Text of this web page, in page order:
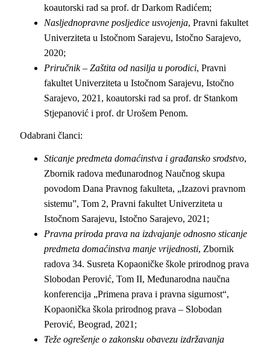
koautorski rad sa prof. dr Darkom Radićem;
Nasljednopravne posljedice usvojenja, Pravni fakultet
Univerziteta u Istočnom Sarajevu, Istočno Sarajevo,
2020;
Priručnik – Zaštita od nasilja u porodici, Pravni
fakultet Univerziteta u Istočnom Sarajevu, Istočno
Sarajevo, 2021, koautorski rad sa prof. dr Stankom
Stjepanović i prof. dr Urošem Penom.
Odabrani članci:
Sticanje predmeta domaćinstva i građansko srodstvo,
Zbornik radova međunarodnog Naučnog skupa
povodom Dana Pravnog fakulteta, „Izazovi pravnom
sistemu”, Tom 2, Pravni fakultet Univerziteta u
Istočnom Sarajevu, Istočno Sarajevo, 2021;
Pravna priroda prava na izdvajanje odnosno sticanje
predmeta domaćinstva manje vrijednosti, Zbornik
radova 34. Susreta Kopaoničke škole prirodnog prava
Slobodan Perović, Tom II, Međunarodna naučna
konferencija „Primena prava i pravna sigurnost“,
Kopaonička škola prirodnog prava – Slobodan
Perović, Beograd, 2021;
Teže ogrešenje o zakonsku obavezu izdržavanja